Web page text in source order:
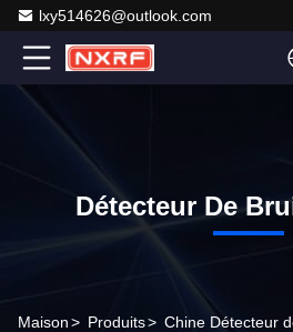
lxy514626@outlook.com
Détecteur De
Maison> Produits> Chine Détecteur